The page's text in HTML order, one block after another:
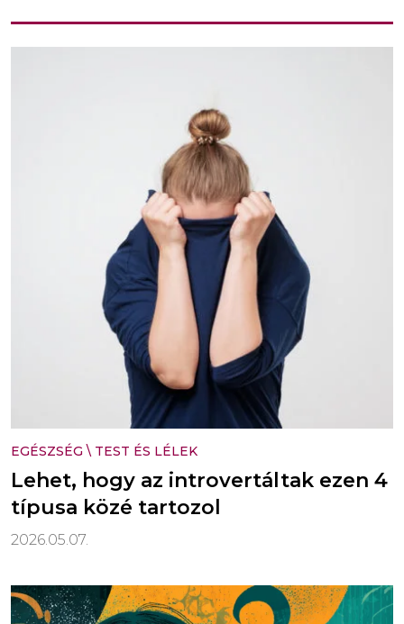
EGÉSZSÉG \ TEST ÉS LÉLEK
Lehet, hogy az introvertáltak ezen 4
típusa közé tartozol
2026.05.07.